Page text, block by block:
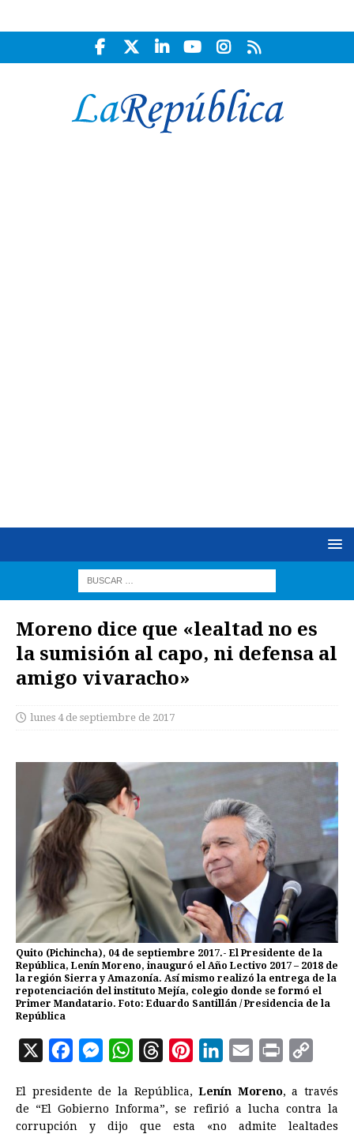
Moreno dice que «lealtad no es
la sumisión al capo, ni defensa al
amigo vivaracho»
lunes 4 de septiembre de 2017
Quito (Pichincha), 04 de septiembre 2017.- El Presidente de la
República, Lenín Moreno, inauguró el Año Lectivo 2017 – 2018 de
la región Sierra y Amazonía. Así mismo realizó la entrega de la
repotenciación del instituto Mejía, colegio donde se formó el
Primer Mandatario. Foto: Eduardo Santillán / Presidencia de la
República
X
c
e
M
s
s
W
a
r
n
t
n
k
a
i
i
n
p
y
El presidente de la República,Lenín Moreno, a través
de “El Gobierno Informa”, se refirió a lucha contra la
corrupción y dijo que esta «no admite lealtades